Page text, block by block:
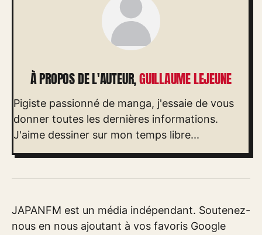
À PROPOS DE L'AUTEUR,GUILLAUME LEJEUNE
Pigiste passionné de manga, j'essaie de vous
donner toutes les dernières informations.
J'aime dessiner sur mon temps libre...
JAPANFM est un média indépendant. Soutenez-
nous en nous ajoutant à vos favoris Google